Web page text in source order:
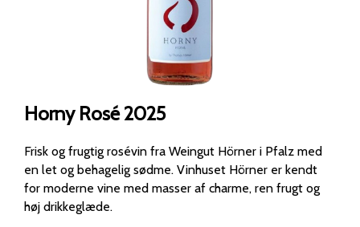
Horny Rosé 2025
Frisk og frugtig rosévin fra Weingut Hörner i Pfalz med
en let og behagelig sødme. Vinhuset Hörner er kendt
for moderne vine med masser af charme, ren frugt og
høj drikkeglæde.